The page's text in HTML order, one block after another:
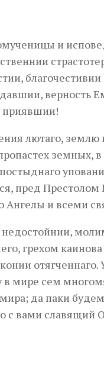
и
верность
приявшии!
лютаго, землю
земных,
пред Престолом
Ангелы и всеми
грехом
в мире сем
да паки
с вами славящий